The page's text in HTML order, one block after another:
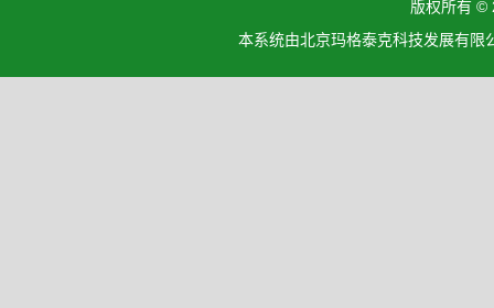
版权所有 ©
本系统由北京玛格泰克科技发展有